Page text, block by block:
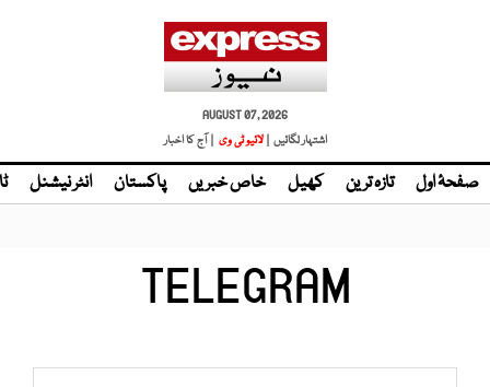
AUGUST 07, 2026
اشتہار لگائیں |
| آج کا اخبار
صفحۂ اول تازہ ترین کھیل خاص خبریں پاکستان انٹر نیشنل
TELEGRAM